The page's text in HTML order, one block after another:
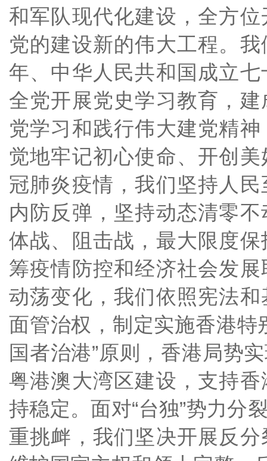
和军队现代化建设，全方
党的建设新的伟大工程。
年、中华人民共和国成立
全党开展党史学习教育，
党学习和践行伟大建党精
觉地牢记初心使命、开创
冠肺炎疫情，我们坚持人
内防反弹，坚持动态清零
体战、阻击战，最大限度
筹疫情防控和经济社会发
动荡变化，我们依照宪法
面管治权，制定实施香港特
国者治港”原则，香港局势
粤港澳大湾区建设，支持
持稳定。面对“台独”势力分
重挑衅，我们坚决开展反